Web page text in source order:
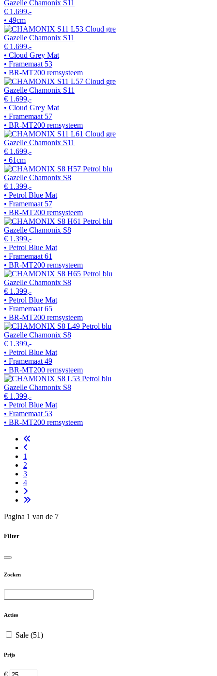
Gazelle Chamonix S11
€ 1.699,-
• 49cm
Gazelle Chamonix S11
€ 1.699,-
• Cloud Grey Mat
• Framemaat 53
• BR-MT200 remsysteem
Gazelle Chamonix S11
€ 1.699,-
• Cloud Grey Mat
• Framemaat 57
• BR-MT200 remsysteem
Gazelle Chamonix S11
€ 1.699,-
• 61cm
Gazelle Chamonix S8
€ 1.399,-
• Petrol Blue Mat
• Framemaat 57
• BR-MT200 remsysteem
Gazelle Chamonix S8
€ 1.399,-
• Petrol Blue Mat
• Framemaat 61
• BR-MT200 remsysteem
Gazelle Chamonix S8
€ 1.399,-
• Petrol Blue Mat
• Framemaat 65
• BR-MT200 remsysteem
Gazelle Chamonix S8
€ 1.399,-
• Petrol Blue Mat
• Framemaat 49
• BR-MT200 remsysteem
Gazelle Chamonix S8
€ 1.399,-
• Petrol Blue Mat
• Framemaat 53
• BR-MT200 remsysteem
1
2
3
4
Pagina 1 van de 7
Filter
Zoeken
Acties
Sale (51)
Prijs
€